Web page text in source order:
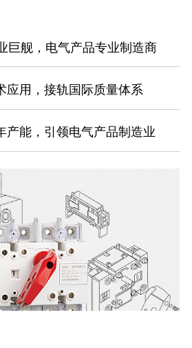
巨舰，电气产品专业制造商
应用，接轨国际质量体系
产能，引领电气产品制造业